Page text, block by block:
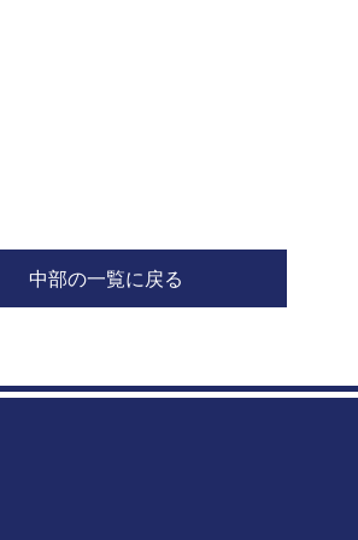
中部の一覧に戻る